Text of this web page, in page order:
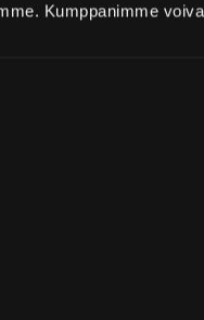
Kumppanimme